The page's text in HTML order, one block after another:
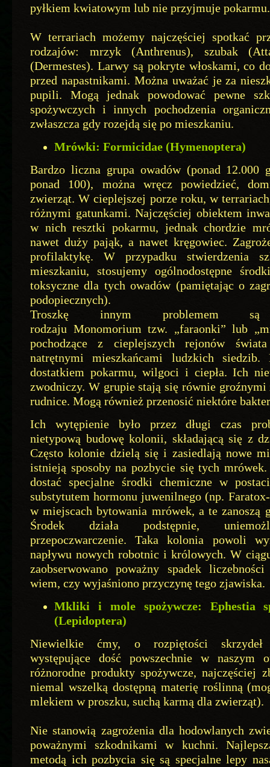
pyłkiem kwiatowym lub nie przyjmuje
W terrariach możemy najczęściej spotkać
rodzajów: mrzyk (Anthrenus), szubak
(Dermestes). Larwy są pokryte włoskami, co
przed napastnikami. Można uważać je za
pupili. Mogą jednak powodować pewne
spożywczych i innych pochodzenia
zwłaszcza gdy rozejdą się po mieszkaniu.
Mrówki: Formicidae (Hymenoptera)
Bardzo liczna grupa owadów (ponad 12.000
ponad 100), można wręcz powiedzieć,
zwierząt. W cieplejszej porze roku, w
różnymi gatunkami. Najczęściej obiektem
w nich resztki pokarmu, jednak chordzie
nawet duży pająk, a nawet kręgowiec.
profilaktykę. W przypadku stwierdzenia
mieszkaniu, stosujemy ogólnodostępne
toksyczne dla tych owadów (pamiętając o
podopiecznych).
Troszkę innym problemem są
rodzaju Monomorium tzw. „faraonki” lub
pochodzące z cieplejszych rejonów
natrętnymi mieszkańcami ludzkich
dostatkiem pokarmu, wilgoci i ciepła. Ich
zwodniczy. W grupie stają się równie groźnymi
rudnice. Mogą również przenosić niektóre
Ich wytępienie było przez długi czas
nietypową budowę kolonii, składającą się z
Często kolonie dzielą się i zasiedlają nowe
istnieją sposoby na pozbycie się tych
dostać specjalne środki chemiczne w
substytutem hormonu juwenilnego (np.
w miejscach bytowania mrówek, a te zanoszą
Środek działa podstępnie,
przepoczwarczenie. Taka kolonia powoli
napływu nowych robotnic i królowych. W
zaobserwowano poważny spadek
wiem, czy wyjaśniono przyczynę tego zjawiska.
Mkliki i mole spożywcze: Ephestia
(Lepidoptera)
Niewielkie ćmy, o rozpiętości skrzydeł
występujące dość powszechnie w naszym
różnorodne produkty spożywcze, najczęściej
niemal wszelką dostępną materię roślinną
mlekiem w proszku, suchą karmą dla zwierząt).
Nie stanowią zagrożenia dla hodowlanych
poważnymi szkodnikami w kuchni.
metodą ich pozbycia się są specjalne lepy